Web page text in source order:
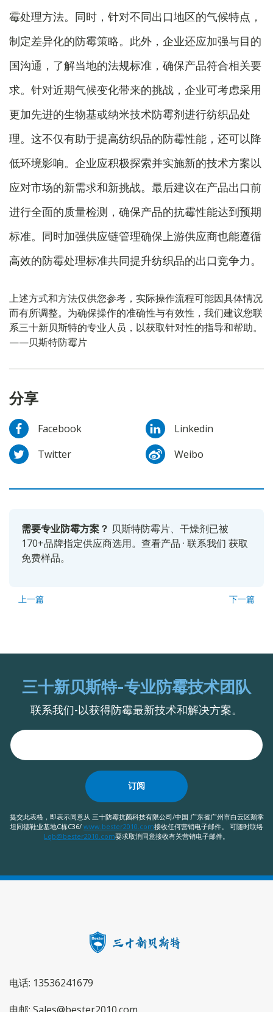
霉处理方法。同时，针对不同出口地区的气候特点，
制定差异化的防霉策略。此外，企业还应加强与目的
国沟通，了解当地的法规标准，确保产品符合相关要
求。针对近期气候变化带来的挑战，企业可考虑采用
更加先进的生物基或纳米技术防霉剂进行纺织品处
理。这不仅有助于提高纺织品的防霉性能，还可以降
低环境影响。企业应积极探索并实施新的技术方案以
应对市场的新需求和新挑战。最后建议在产品出口前
进行全面的质量检测，确保产品的抗霉性能达到预期
标准。同时加强供应链管理确保上游供应商也能遵循
高效的防霉处理标准共同提升纺织品的出口竞争力。
上述方式和方法仅供您参考，实际操作流程可能因具体情况
而有所调整。为确保操作的准确性与有效性，我们建议您联
系三十新贝斯特的专业人员，以获取针对性的指导和帮助。
——贝斯特防霉片
分享
Facebook
Linkedin
Twitter
Weibo
需要专业防霉方案？ 贝斯特防霉片、干燥剂已被
170+品牌指定供应商选用。 查看产品 · 联系我们 获取
免费样品。
上一篇 下一篇
三十新贝斯特-专业防霉技术团队
联系我们-以获得防霉最新技术和解决方案。
订阅
提交此表格，即表示同意从 三十防霉抗菌科技有限公司/中国 广东省广州市白云区鹅掌
坦同德鞋业基地C栋C36/ www.bester2010.com接收任何营销电子邮件。 可随时联络
Lqb@bester2010.com要求取消同意接收有关营销电子邮件。
电话: 13536241679